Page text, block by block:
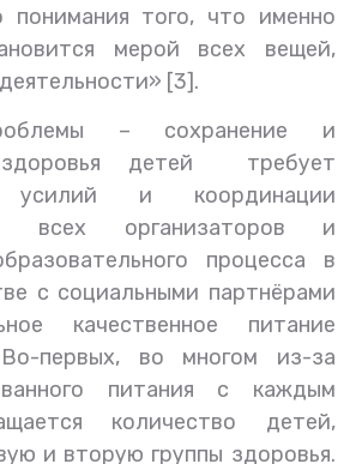
понимания того, что именно
мерой всех вещей,
[3].
– сохранение и
здоровья детей требует
усилий и координации
всех организаторов и
процесса в
с социальными партнёрами
качественное питание
первых, во многом из-за
питания с каждым
количество детей,
и вторую группы здоровья.